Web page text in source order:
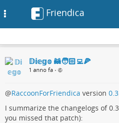
Friendica
𝔻𝕚𝕖𝕘𝕠 🦝🧑🏻‍💻🍕
1 anno fa •
@RaccoonForFriendica version
I summarize the changelogs of
you missed that patch):